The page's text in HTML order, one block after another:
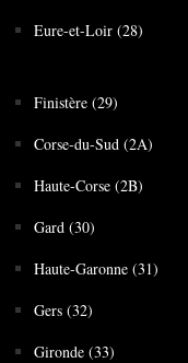
Eure-et-Loir (28)
Finistère (29)
Corse-du-Sud (2A)
Haute-Corse (2B)
Gard (30)
Haute-Garonne (31)
Gers (32)
Gironde (33)